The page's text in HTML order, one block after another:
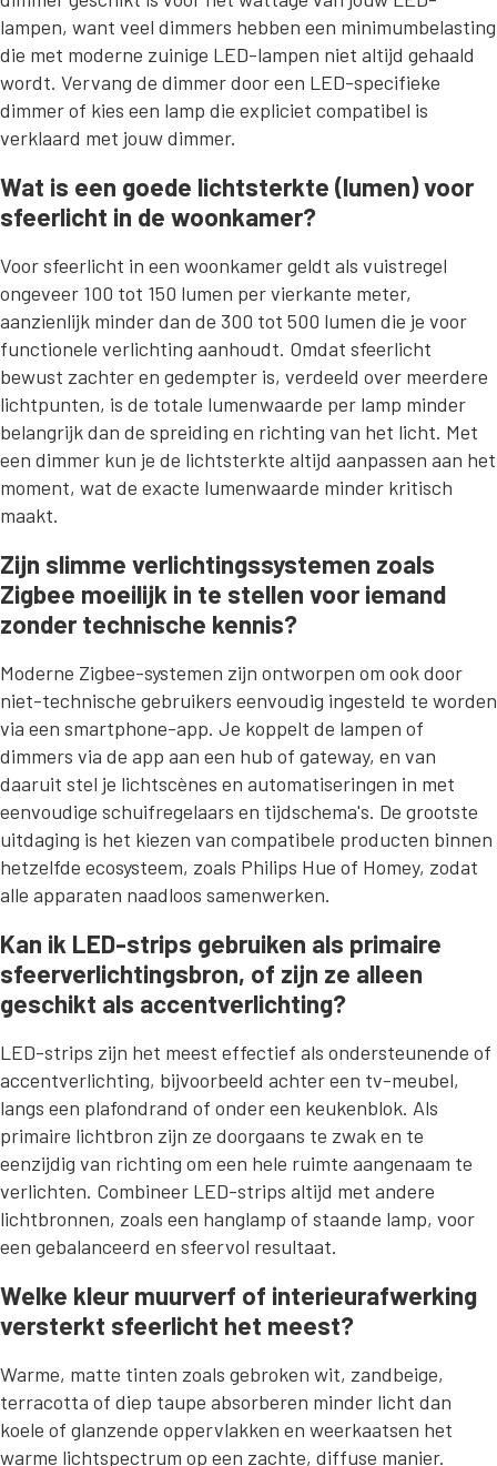
lampen, want veel dimmers hebben een minimumbelasting
die met moderne zuinige LED-lampen niet altijd gehaald
wordt. Vervang de dimmer door een LED-specifieke
dimmer of kies een lamp die expliciet compatibel is
verklaard met jouw dimmer.
Wat is een goede lichtsterkte (lumen) voor
sfeerlicht in de woonkamer?
Voor sfeerlicht in een woonkamer geldt als vuistregel
ongeveer 100 tot 150 lumen per vierkante meter,
aanzienlijk minder dan de 300 tot 500 lumen die je voor
functionele verlichting aanhoudt. Omdat sfeerlicht
bewust zachter en gedempter is, verdeeld over meerdere
lichtpunten, is de totale lumenwaarde per lamp minder
belangrijk dan de spreiding en richting van het licht. Met
een dimmer kun je de lichtsterkte altijd aanpassen aan het
moment, wat de exacte lumenwaarde minder kritisch
maakt.
Zijn slimme verlichtingssystemen zoals
Zigbee moeilijk in te stellen voor iemand
zonder technische kennis?
Moderne Zigbee-systemen zijn ontworpen om ook door
niet-technische gebruikers eenvoudig ingesteld te worden
via een smartphone-app. Je koppelt de lampen of
dimmers via de app aan een hub of gateway, en van
daaruit stel je lichtscènes en automatiseringen in met
eenvoudige schuifregelaars en tijdschema's. De grootste
uitdaging is het kiezen van compatibele producten binnen
hetzelfde ecosysteem, zoals Philips Hue of Homey, zodat
alle apparaten naadloos samenwerken.
Kan ik LED-strips gebruiken als primaire
sfeerverlichtingsbron, of zijn ze alleen
geschikt als accentverlichting?
LED-strips zijn het meest effectief als ondersteunende of
accentverlichting, bijvoorbeeld achter een tv-meubel,
langs een plafondrand of onder een keukenblok. Als
primaire lichtbron zijn ze doorgaans te zwak en te
eenzijdig van richting om een hele ruimte aangenaam te
verlichten. Combineer LED-strips altijd met andere
lichtbronnen, zoals een hanglamp of staande lamp, voor
een gebalanceerd en sfeervol resultaat.
Welke kleur muurverf of interieurafwerking
versterkt sfeerlicht het meest?
Warme, matte tinten zoals gebroken wit, zandbeige,
terracotta of diep taupe absorberen minder licht dan
koele of glanzende oppervlakken en weerkaatsen het
warme lichtspectrum op een zachte, diffuse manier.